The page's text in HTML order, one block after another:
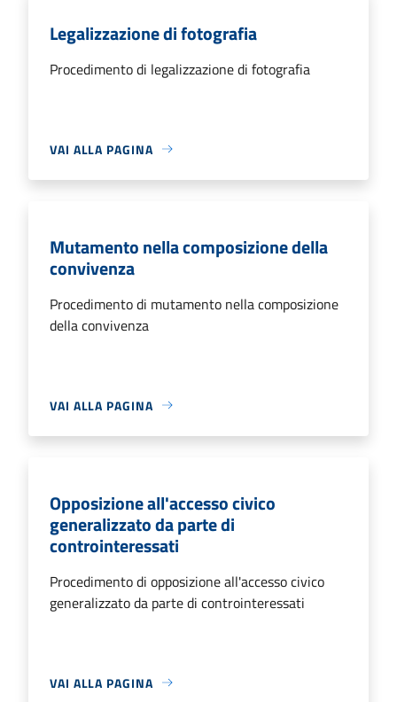
Legalizzazione di fotografia
Procedimento di legalizzazione di fotografia
VAI ALLA PAGINA
Mutamento nella composizione della
convivenza
Procedimento di mutamento nella composizione
della convivenza
VAI ALLA PAGINA
Opposizione all'accesso civico
generalizzato da parte di
controinteressati
Procedimento di opposizione all'accesso civico
generalizzato da parte di controinteressati
VAI ALLA PAGINA